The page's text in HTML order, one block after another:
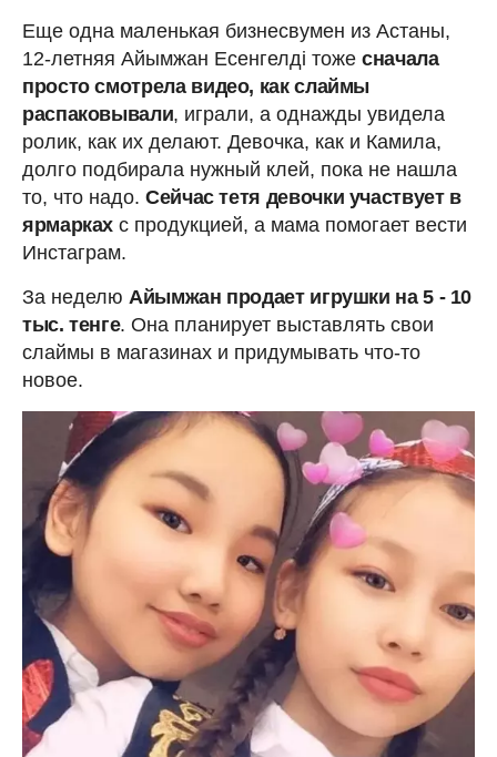
Еще одна маленькая бизнесвумен из Астаны,
12-летняя Айымжан Есенгелдi тоже сначала
просто смотрела видео, как слаймы
распаковывали, играли, а однажды увидела
ролик, как их делают. Девочка, как и Камила,
долго подбирала нужный клей, пока не нашла
то, что надо. Сейчас тетя девочки участвует в
ярмарках с продукцией, а мама помогает вести
Инстаграм.
За неделю Айымжан продает игрушки на 5 - 10
тыс. тенге. Она планирует выставлять свои
слаймы в магазинах и придумывать что-то
новое.